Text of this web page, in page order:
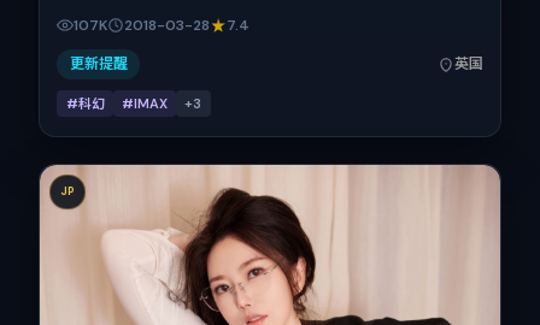
2018-03-28；片长94分钟；适合关注现实质感与类型片结构
的观众。
107K 2018-03-28 7.4
更新提醒 英国
#科幻 #IMAX +3
JP